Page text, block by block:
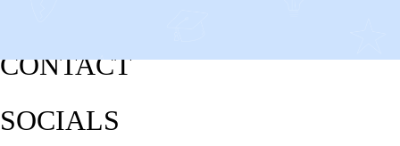
CONTACT
SOCIALS